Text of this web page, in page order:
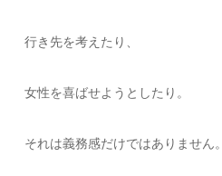
行き先を考えたり、
女性を喜ばせようとしたり。
それは義務感だけではありません。